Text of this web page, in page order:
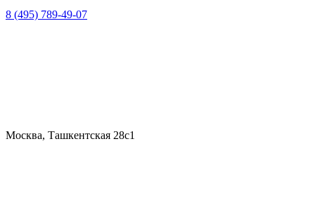
8 (495) 789-49-07
Москва, Ташкентская 28с1